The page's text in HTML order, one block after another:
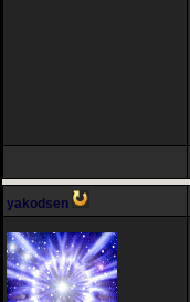
yakodsen